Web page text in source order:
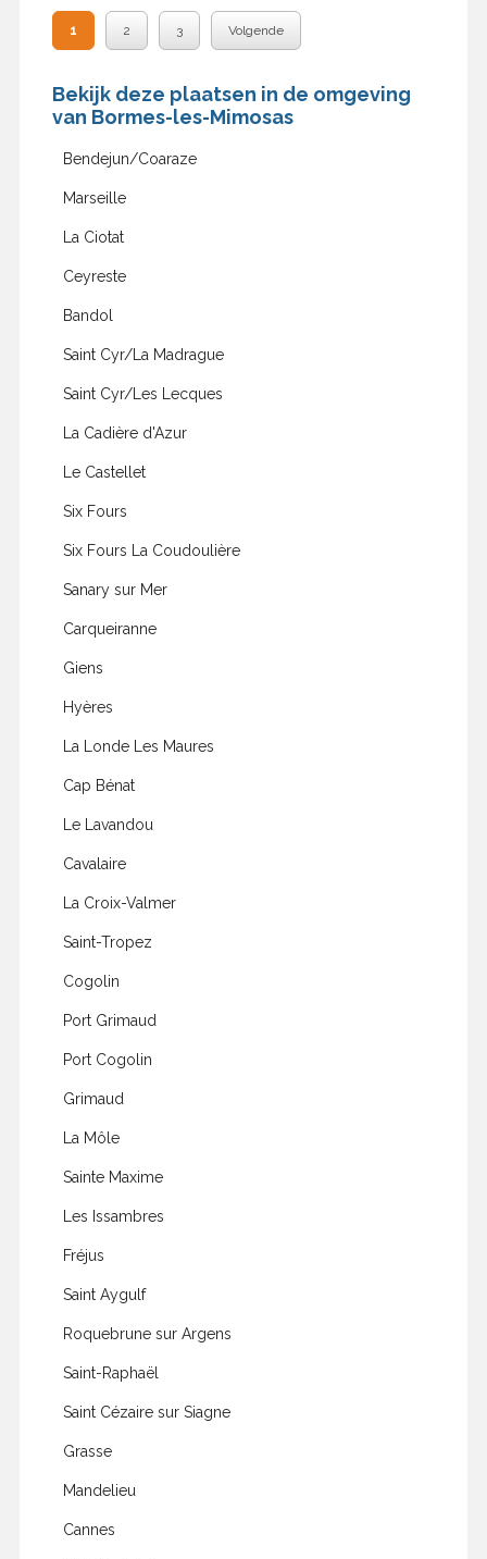
1 2 3 Volgende
Bekijk deze plaatsen in de omgeving
van Bormes-les-Mimosas
Bendejun/Coaraze
Marseille
La Ciotat
Ceyreste
Bandol
Saint Cyr/La Madrague
Saint Cyr/Les Lecques
La Cadière d'Azur
Le Castellet
Six Fours
Six Fours La Coudoulière
Sanary sur Mer
Carqueiranne
Giens
Hyères
La Londe Les Maures
Cap Bénat
Le Lavandou
Cavalaire
La Croix-Valmer
Saint-Tropez
Cogolin
Port Grimaud
Port Cogolin
Grimaud
La Môle
Sainte Maxime
Les Issambres
Fréjus
Saint Aygulf
Roquebrune sur Argens
Saint-Raphaël
Saint Cézaire sur Siagne
Grasse
Mandelieu
Cannes